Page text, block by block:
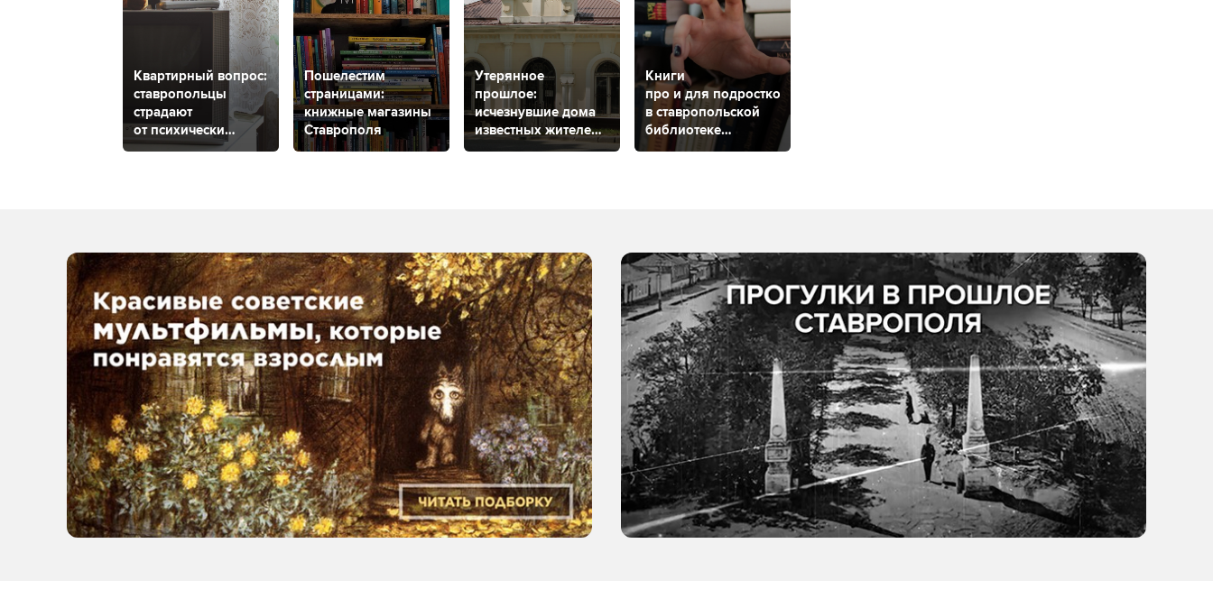
Квартирный вопрос:
ставропольцы
страдают
от психически
нестабильного
Пошелестим
страницами:
книжные магазины
Ставрополя
Утерянное
прошлое:
исчезнувшие дома
известных жителей
Ставрополя
Книги
про и для подростков:
в ставропольской
библиотеке
проходит